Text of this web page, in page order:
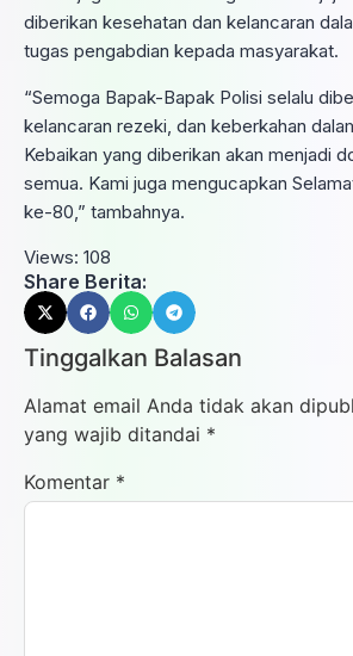
diberikan kesehatan dan kelancaran
tugas pengabdian kepada masyarakat.
“Semoga Bapak-Bapak Polisi selalu
kelancaran rezeki, dan keberkahan
Kebaikan yang diberikan akan menjadi
semua. Kami juga mengucapkan
ke-80,” tambahnya.
Views: 108
Share Berita:
Tinggalkan Balasan
Alamat email Anda tidak akan
yang wajib ditandai *
Komentar *